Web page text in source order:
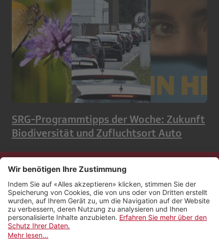
SRG-Programmtipps der Woche: Zukunft
Biodiversität und Zufluchtsort Auto
Kontakt
Impressum
Rechtliches
Netiquette